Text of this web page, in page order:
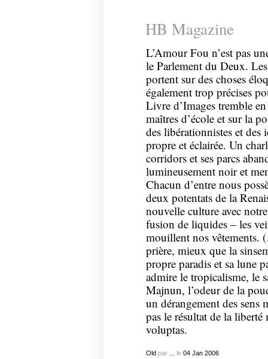
HB Magazine
L’Amour Fou n’est pas
le Parlement du Deux.
portent sur des choses
également trop précises
Livre d’Images tremble
maîtres d’école et sur la
des libérationnistes et des
propre et éclairée. Un
corridors et ses parcs
lumineusement noir et
Chacun d’entre nous
deux potentats de la
nouvelle culture avec
fusion de liquides – les
mouillent nos vêtements.
prière, mieux que la
propre paradis et sa lune
admire le tropicalisme, le
Majnun, l’odeur de la
un dérangement des sens
pas le résultat de la
voluptas.
Oldpar le 04 Jan 2006